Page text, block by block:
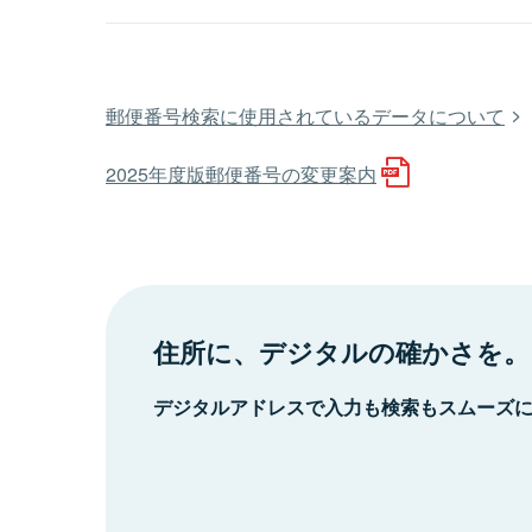
郵便番号検索に使用されているデータについて
2025年度版郵便番号の変更案内
住所に、デジタルの確かさを。
デジタルアドレスで入力も検索もスムーズ